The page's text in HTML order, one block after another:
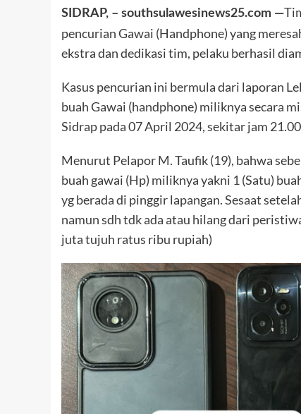
SIDRAP, – southsulawesinews25.com —
pencurian Gawai (Handphone) yang
ekstra dan dedikasi tim, pelaku berhasil
Kasus pencurian ini bermula dari laporan
buah Gawai (handphone) miliknya secara
Sidrap pada 07 April 2024, sekitar jam
Menurut Pelapor M. Taufik (19), bahwa
buah gawai (Hp) miliknya yakni 1 (Satu)
yg berada di pinggir lapangan. Sesaat
namun sdh tdk ada atau hilang dari
juta tujuh ratus ribu rupiah)